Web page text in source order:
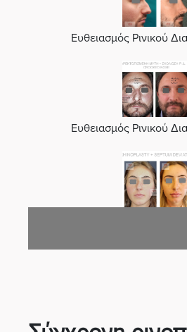
Ευθειασμός Ρινικού
Ευθειασμός Ρινικού